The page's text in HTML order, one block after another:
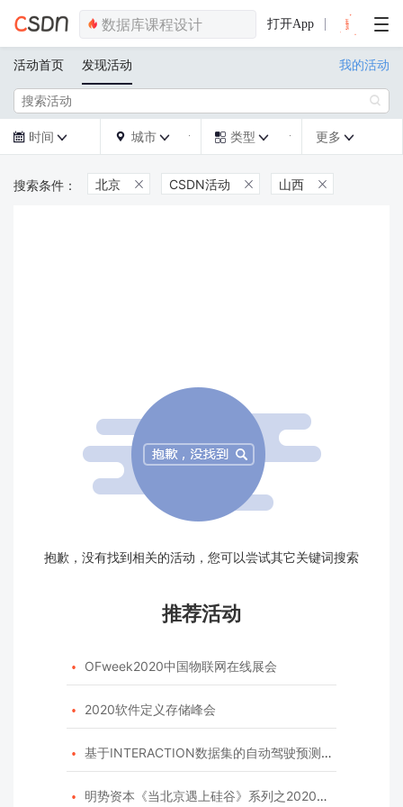
打开App
活动首页 发现活动 我的活动

 时间   城市   类型  更多 
北京  CSDN活动  山西 
抱歉，没有找到相关的活动，您可以尝试其它关键词搜索
推荐活动
 OFweek2020中国物联网在线展会
 2020软件定义存储峰会
 基于INTERACTION数据集的自动驾驶预测模型挑战赛
 明势资本《当北京遇上硅谷》系列之2020年度开源峰会